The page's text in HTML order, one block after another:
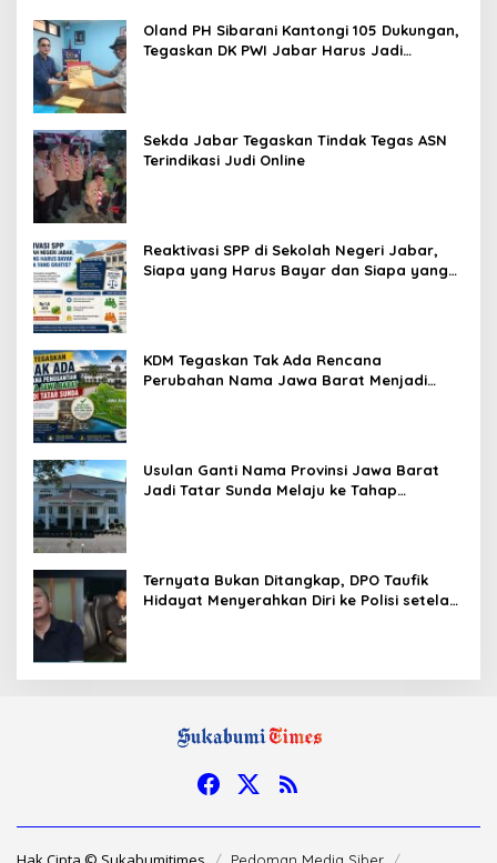
Oland PH Sibarani Kantongi 105 Dukungan,
Tegaskan DK PWI Jabar Harus Jadi
Sekda Jabar Tegaskan Tindak Tegas ASN
Terindikasi Judi Online
Reaktivasi SPP di Sekolah Negeri Jabar,
Siapa yang Harus Bayar dan Siapa yang
KDM Tegaskan Tak Ada Rencana
Perubahan Nama Jawa Barat Menjadi
Usulan Ganti Nama Provinsi Jawa Barat
Jadi Tatar Sunda Melaju ke Tahap
Ternyata Bukan Ditangkap, DPO Taufik
Hidayat Menyerahkan Diri ke Polisi setelah
Pedoman Media Siber